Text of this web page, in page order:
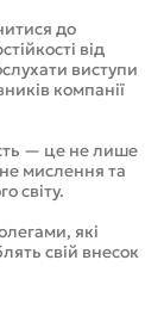
до
від
виступи
компанії
— це не лише
мислення та
світу.
які
свій внесок